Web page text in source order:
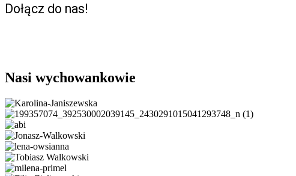
Dołącz do nas!
Nasi wychowankowie